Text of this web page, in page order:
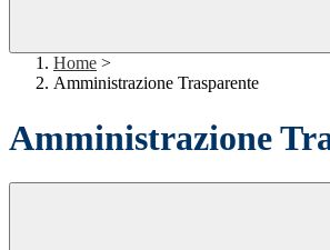
Home >
Amministrazione Trasparente
Amministrazione